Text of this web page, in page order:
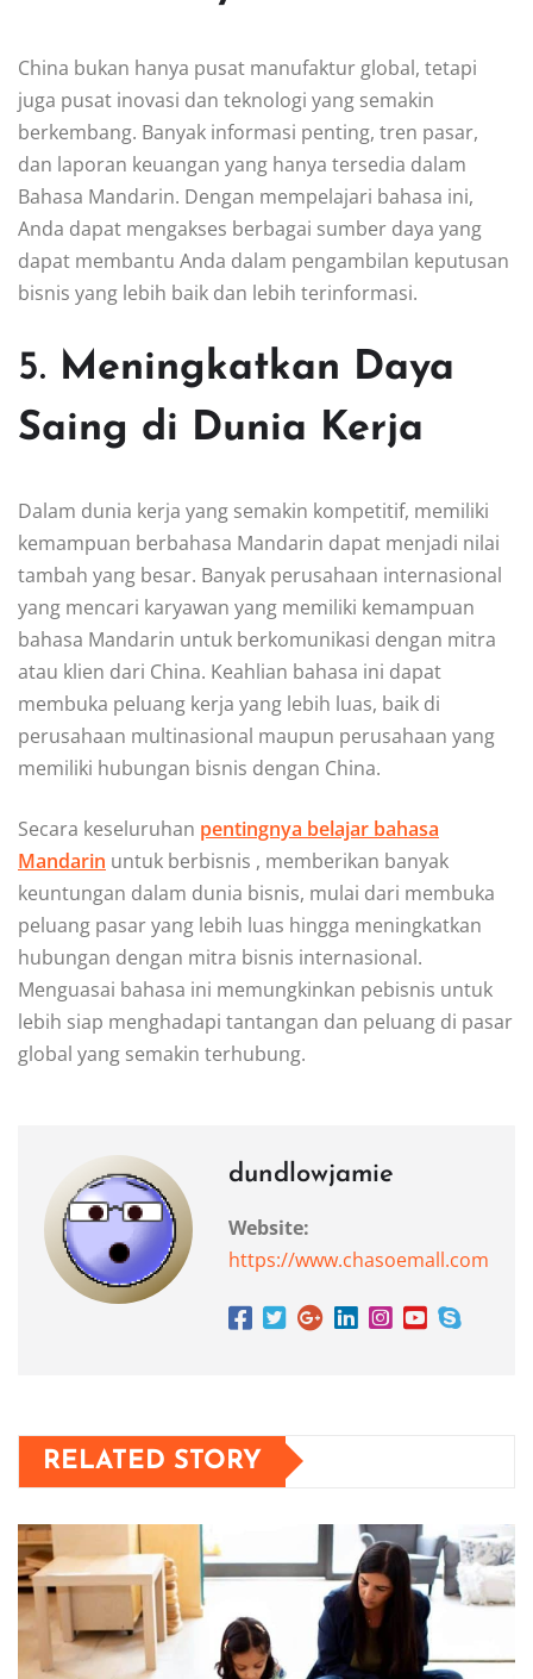
China bukan hanya pusat manufaktur global, tetapi
juga pusat inovasi dan teknologi yang semakin
berkembang. Banyak informasi penting, tren pasar,
dan laporan keuangan yang hanya tersedia dalam
Bahasa Mandarin. Dengan mempelajari bahasa ini,
Anda dapat mengakses berbagai sumber daya yang
dapat membantu Anda dalam pengambilan keputusan
bisnis yang lebih baik dan lebih terinformasi.
5. Meningkatkan Daya
Saing di Dunia Kerja
Dalam dunia kerja yang semakin kompetitif, memiliki
kemampuan berbahasa Mandarin dapat menjadi nilai
tambah yang besar. Banyak perusahaan internasional
yang mencari karyawan yang memiliki kemampuan
bahasa Mandarin untuk berkomunikasi dengan mitra
atau klien dari China. Keahlian bahasa ini dapat
membuka peluang kerja yang lebih luas, baik di
perusahaan multinasional maupun perusahaan yang
memiliki hubungan bisnis dengan China.
Secara keseluruhan pentingnya belajar bahasa
Mandarin untuk berbisnis , memberikan banyak
keuntungan dalam dunia bisnis, mulai dari membuka
peluang pasar yang lebih luas hingga meningkatkan
hubungan dengan mitra bisnis internasional.
Menguasai bahasa ini memungkinkan pebisnis untuk
lebih siap menghadapi tantangan dan peluang di pasar
global yang semakin terhubung.
dundlowjamie
Website:
https://www.chasoemall.com
RELATED STORY